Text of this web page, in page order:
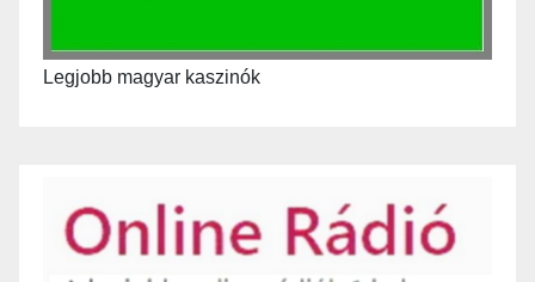
Legjobb magyar kaszinók